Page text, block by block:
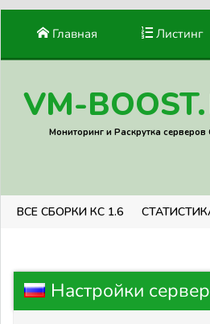
Главная Листинг
VM-BOOST.
Мониторинг и Раскрутка серверов
ВСЕ СБОРКИ КС 1.6
Настройки